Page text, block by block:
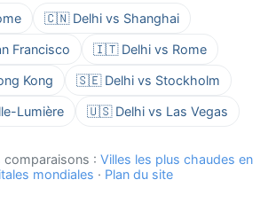
🇨🇳 Delhi vs Shanghai
Francisco 🇮🇹 Delhi vs Rome
Kong 🇸🇪 Delhi vs Stockholm
Lumière 🇺🇸 Delhi vs Las Vegas
comparaisons : Villes les plus chaudes en
mondiales · Plan du site